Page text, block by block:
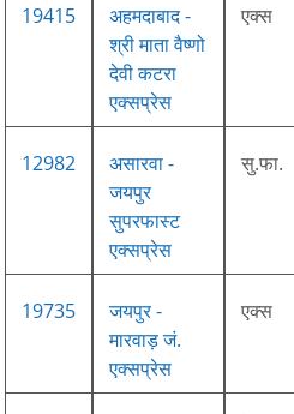
19415
अहमदाबाद -
श्री माता वैष्णो
देवी कटरा
एक्सप्रेस
एक्स
12982
असारवा -
जयपुर
सुपरफास्ट
एक्सप्रेस
सु.फा.
19735
जयपुर -
मारवाड़ जं.
एक्सप्रेस
एक्स